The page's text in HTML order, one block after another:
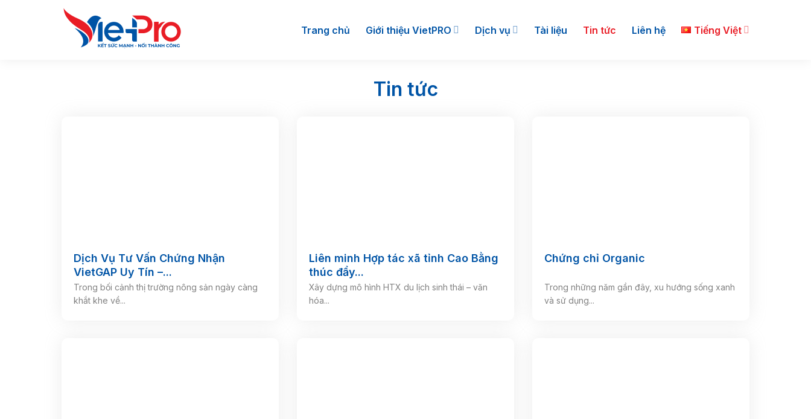
Trang chủ Giới thiệu VietPRO Dịch vụ Tài liệu Tin tức Liên hệ Tiếng Việt
Tin tức
Dịch Vụ Tư Vấn Chứng Nhận
VietGAP Uy Tín –...
Trong bối cảnh thị trường nông sản ngày càng
khắt khe về...
Liên minh Hợp tác xã tỉnh Cao Bằng
thúc đẩy...
Xây dựng mô hình HTX du lịch sinh thái – văn
hóa...
Chứng chỉ Organic
Trong những năm gần đây, xu hướng sống xanh
và sử dụng...